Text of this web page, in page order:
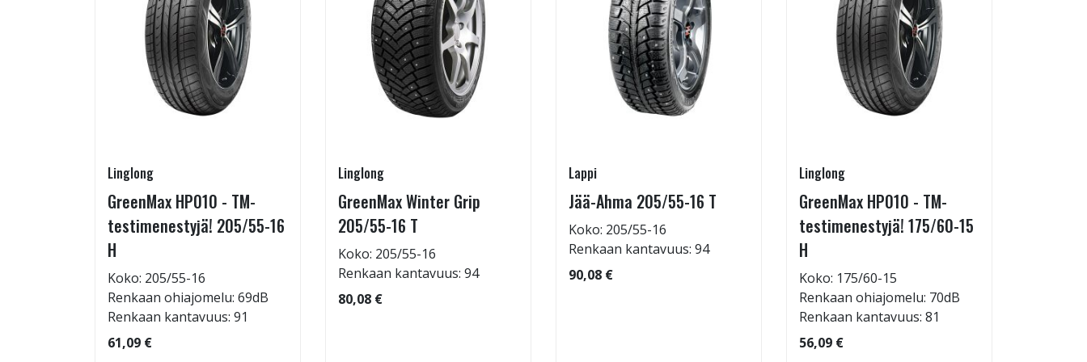
Linglong
GreenMax HP010 - TM-
testimenestyjä! 205/55-16
H
Koko: 205/55-16
Renkaan ohiajomelu: 69dB
Renkaan kantavuus: 91
61,09 €
Linglong
GreenMax Winter Grip
205/55-16 T
Koko: 205/55-16
Renkaan kantavuus: 94
80,08 €
Lappi
Jää-Ahma 205/55-16 T
Koko: 205/55-16
Renkaan kantavuus: 94
90,08 €
Linglong
GreenMax HP010 - TM-
testimenestyjä! 175/60-15
H
Koko: 175/60-15
Renkaan ohiajomelu: 70dB
Renkaan kantavuus: 81
56,09 €